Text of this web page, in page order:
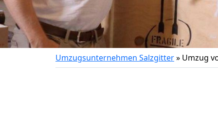
Umzugsunternehmen Salzgitter» Umzug